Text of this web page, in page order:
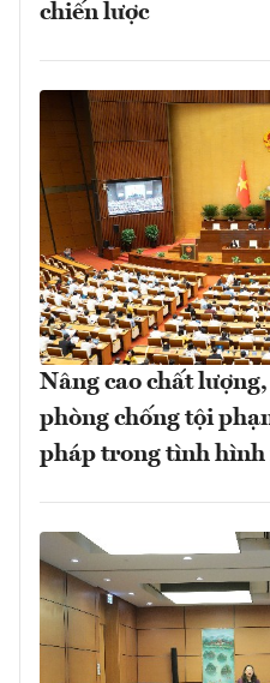
chiến lược
Nâng cao chất
phòng chống tội
pháp trong tình hình